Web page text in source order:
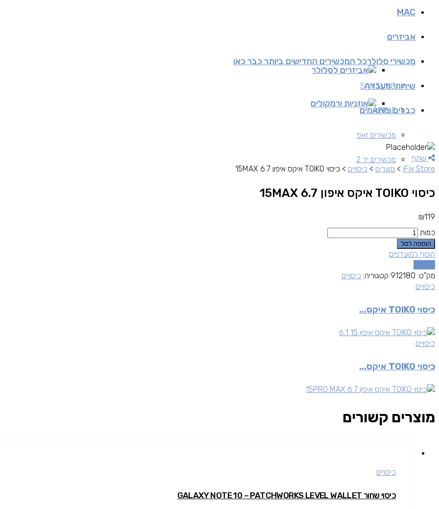
MAC
אביזרים
אביזרים לסלולר
אוזניות ורמקולים
מכשירי סלולרכל המכשירים החדישים ביותר כבר כאן
SAMSUNG
APPLE
מכשירים זאפ
מכשירים יד 2
שירותי מעבדה
כבלים ומתאמים
שתף
iFix Store
> מוצרים > כיסויים > כיסוי TOIKO איקס איפון 15MAX 6.7
כיסוי TOIKO איקס איפון 15MAX 6.7
₪119
כמות
הוספה לסל
הוסף למועדפים
מק"ט: 912180 קטגוריה: כיסויים
כיסויים
כיסוי TOIKO איקס...
כיסויים
כיסוי TOIKO איקס...
מוצרים קשורים
כיסויים
כיסוי שחור GALAXY NOTE 10 – PATCHWORKS LEVEL WALLET